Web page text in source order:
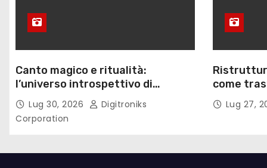
Canto magico e ritualità:
l’universo introspettivo di
Lilinanna
Lug 30, 2026
Digitroniks
Corporation
come
lavoro
Lug 27,